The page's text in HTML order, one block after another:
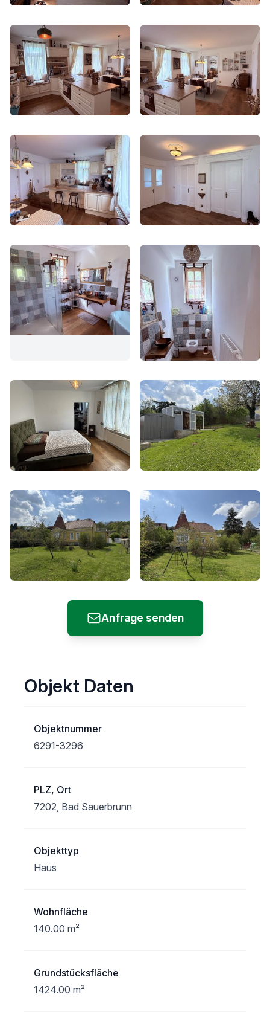
Anfrage senden
Objekt Daten
Objektnummer
6291-3296
PLZ, Ort
7202, Bad Sauerbrunn
Objekttyp
Haus
Wohnfläche
140.00 m²
Grundstücksfläche
1424.00 m²